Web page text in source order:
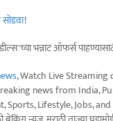
!
भन्नाट ऑफर्स
, Watch Live Streaming
news from India,
Sports, Lifestyle, Jobs,